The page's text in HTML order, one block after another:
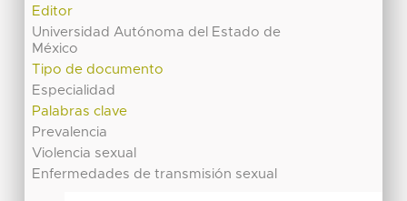
Editor
Universidad Autónoma del Estado de
México
Tipo de documento
Especialidad
Palabras clave
Prevalencia
Violencia sexual
Enfermedades de transmisión sexual